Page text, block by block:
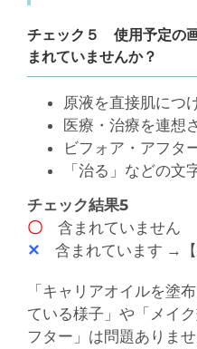
チェック５ 使用予定の
まれていませんか？
原液を直接肌につ
医療・治療を連想
ビフォア・アフタ
「治る」などの文
チェック結果5
〇含まれていません
✕ 含まれています →【
「キャリアオイルを塗
ている様子」や「メイ
フター」は問題ありませ